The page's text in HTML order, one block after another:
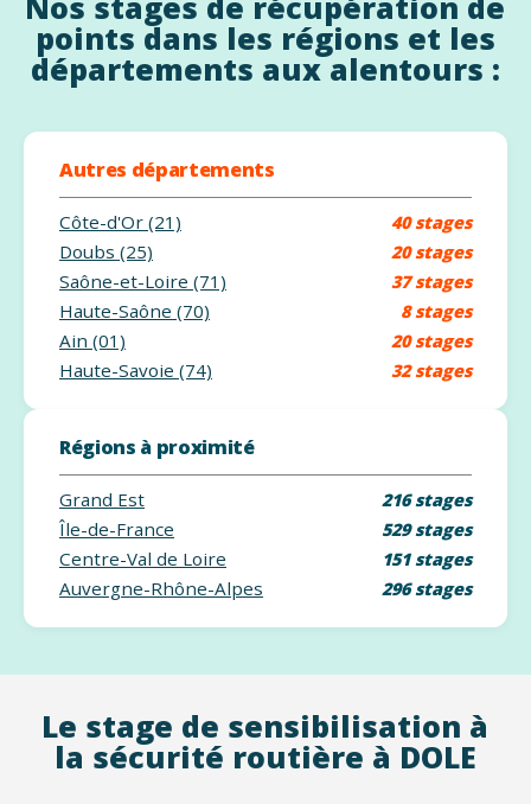
points dans les régions et les
départements aux alentours :
Autres départements
Côte-d'Or (21) 40 stages
Doubs (25) 20 stages
Saône-et-Loire (71) 37 stages
Haute-Saône (70) 8 stages
Ain (01) 20 stages
Haute-Savoie (74) 32 stages
Régions à proximité
Grand Est 216 stages
Île-de-France 529 stages
Centre-Val de Loire 151 stages
Auvergne-Rhône-Alpes 296 stages
Le stage de sensibilisation à
la sécurité routière à DOLE